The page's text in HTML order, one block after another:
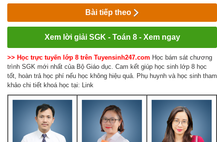
Bài tiếp theo
Xem lời giải SGK - Toán 8 - Xem ngay
>> Học trực tuyến lớp 8 trên Tuyensinh247.com Học bám sát chương
trình SGK mới nhất của Bộ Giáo dục. Cam kết giúp học sinh lớp 8 học
tốt, hoàn trả học phí nếu học không hiệu quả. Phụ huynh và học sinh tham
khảo chi tiết khoá học tại: Link